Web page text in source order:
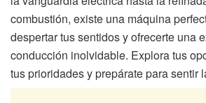
combustión, existe una máquina
despertar tus sentidos y ofrecerte una
conducción inolvidable. Explora tus
tus prioridades y prepárate para sentir